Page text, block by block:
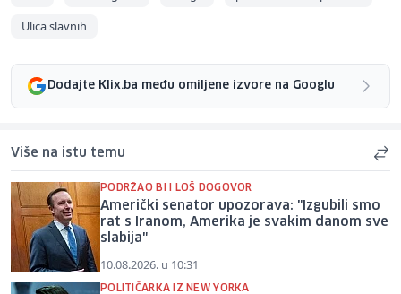
Ulica slavnih
Dodajte Klix.ba među omiljene izvore na Googlu
Više na istu temu
PODRŽAO BI I LOŠ DOGOVOR
Američki senator upozorava: "Izgubili smo
rat s Iranom, Amerika je svakim danom sve
slabija"
10.08.2026. u 10:31
POLITIČARKA IZ NEW YORKA